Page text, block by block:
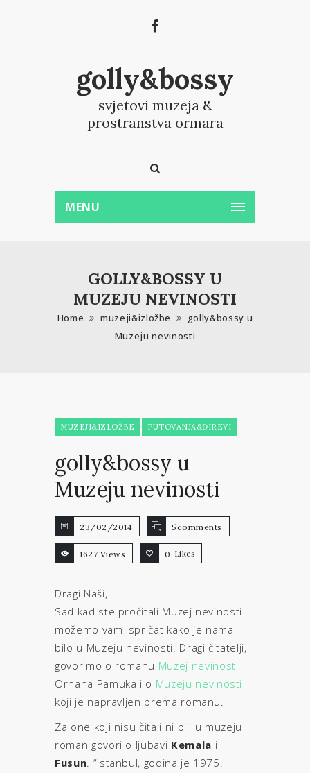
golly&bossy
svjetovi muzeja &
prostranstva ormara
MENU
GOLLY&BOSSY U
MUZEJU NEVINOSTI
Home muzeji&izložbe
golly&bossy u
Muzeju nevinosti
MUZEJI&IZLOŽBE PUTOVANJA&ĐIREVI
golly&bossy u
Muzeju nevinosti
23/02/2014 5comments
1627 Views 0 Likes
Dragi Naši,
Sad kad ste pročitali Muzej nevinosti
možemo vam ispričat kako je nama
bilo u Muzeju nevinosti. Dragi čitatelji,
govorimo o romanu Muzej nevinosti
Orhana Pamuka i o Muzeju nevinosti
koji je napravljen prema romanu.
Za one koji nisu čitali ni bili u muzeju
roman govori o ljubavi Kemala i
Fusun. “Istanbul, godina je 1975.